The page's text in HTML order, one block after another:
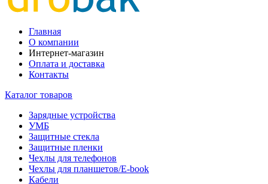
Главная
О компании
Интернет-магазин
Оплата и доставка
Контакты
Каталог товаров
Зарядные устройства
УМБ
Защитные стекла
Защитные пленки
Чехлы для телефонов
Чехлы для планшетов/E-book
Кабели